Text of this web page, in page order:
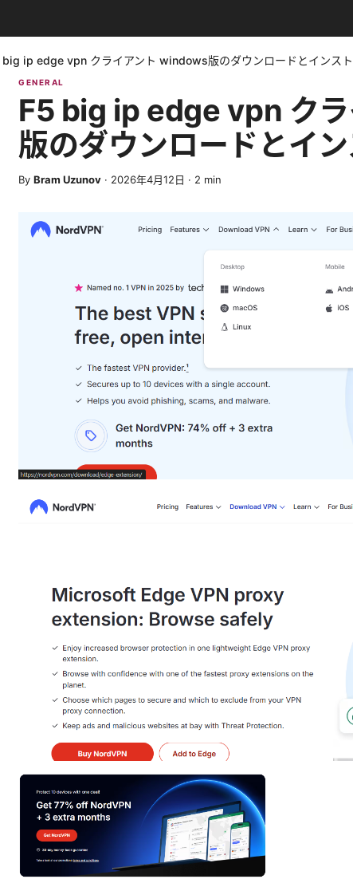
big ip edge vpn クライアント windows版のダウンロードとインスト
GENERAL
F5 big ip edge vpn ク
版のダウンロードとイン
By Bram Uzunov · 2026年4月12日 · 2 min